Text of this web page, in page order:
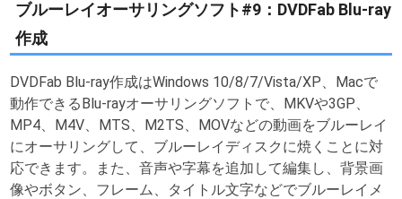
ブルーレイオーサリングソフト#9：DVDFab Blu-ray
作成
DVDFab Blu-ray作成はWindows 10/8/7/Vista/XP、Macで
動作できるBlu-rayオーサリングソフトで、MKVや3GP、
MP4、M4V、MTS、M2TS、MOVなどの動画をブルーレイ
にオーサリングして、ブルーレイディスクに焼くことに対
応できます。また、音声や字幕を追加して編集し、背景画
像やボタン、フレーム、タイトル文字などでブルーレイメ